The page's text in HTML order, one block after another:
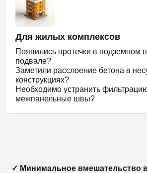
Для жилых комплексов
Появились протечки в подземном
подвале?
Заметили расслоение бетона в
конструкциях?
Необходимо устранить
межпанельные швы?
✓ Минимальное вмешательство